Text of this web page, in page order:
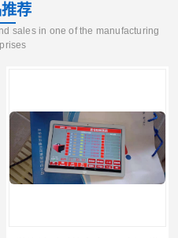
荐
sales in one of the manufacturing